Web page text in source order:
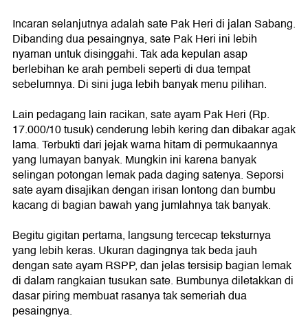
Incaran selanjutnya adalah sate Pak Heri di jalan Sabang.
Dibanding dua pesaingnya, sate Pak Heri ini lebih
nyaman untuk disinggahi. Tak ada kepulan asap
berlebihan ke arah pembeli seperti di dua tempat
sebelumnya. Di sini juga lebih banyak menu pilihan.
Lain pedagang lain racikan, sate ayam Pak Heri (Rp.
17.000/10 tusuk) cenderung lebih kering dan dibakar agak
lama. Terbukti dari jejak warna hitam di permukaannya
yang lumayan banyak. Mungkin ini karena banyak
selingan potongan lemak pada daging satenya. Seporsi
sate ayam disajikan dengan irisan lontong dan bumbu
kacang di bagian bawah yang jumlahnya tak banyak.
Begitu gigitan pertama, langsung tercecap teksturnya
yang lebih keras. Ukuran dagingnya tak beda jauh
dengan sate ayam RSPP, dan jelas tersisip bagian lemak
di dalam rangkaian tusukan sate. Bumbunya diletakkan di
dasar piring membuat rasanya tak semeriah dua
pesaingnya.